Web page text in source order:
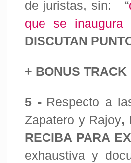
de juristas, sin: “
que se
DISCUTAN
+ BONUS
5 - Respecto a
Zapatero y Rajoy,
RECIBA PARA
exhaustiva y